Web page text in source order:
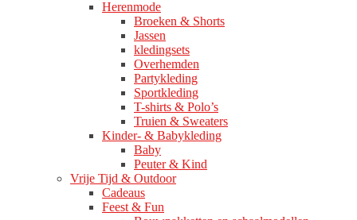
Herenmode
Broeken & Shorts
Jassen
kledingsets
Overhemden
Partykleding
Sportkleding
T-shirts & Polo’s
Truien & Sweaters
Kinder- & Babykleding
Baby
Peuter & Kind
Vrije Tijd & Outdoor
Cadeaus
Feest & Fun